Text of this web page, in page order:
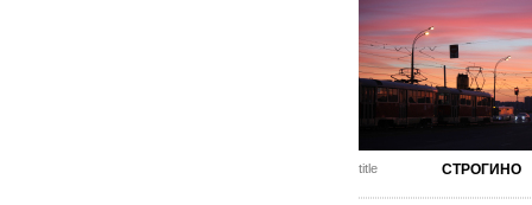
title СТРОГИНО